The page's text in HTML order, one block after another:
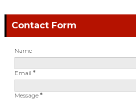
Contact Form
Name
Email *
Message *